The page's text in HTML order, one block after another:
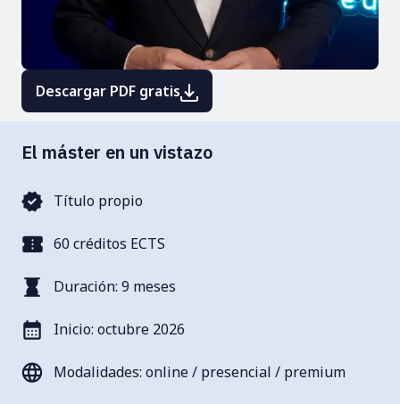
Descargar PDF gratis
El máster en un vistazo
Título propio
60 créditos ECTS
Duración: 9 meses
Inicio: octubre 2026
Modalidades: online / presencial / premium